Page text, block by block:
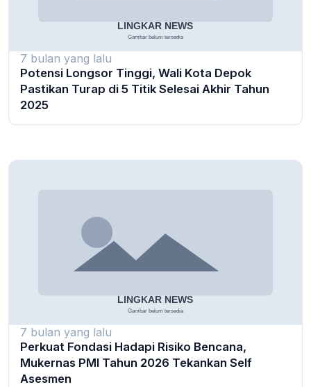
7 bulan yang lalu
Potensi Longsor Tinggi, Wali Kota Depok
Pastikan Turap di 5 Titik Selesai Akhir Tahun
2025
7 bulan yang lalu
Perkuat Fondasi Hadapi Risiko Bencana,
Mukernas PMI Tahun 2026 Tekankan Self
Asesmen